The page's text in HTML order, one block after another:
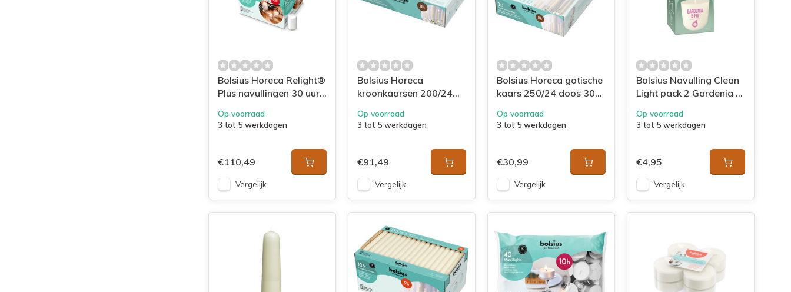
Bolsius Horeca Relight®
Plus navullingen 30 uur
Transparant
Op voorraad
3 tot 5 werkdagen
€110,49
Vergelijk
Bolsius Horeca
kroonkaarsen 200/24
Op voorraad
3 tot 5 werkdagen
€91,49
Vergelijk
Bolsius Horeca gotische
kaars 250/24 doos 30
Op voorraad
3 tot 5 werkdagen
€30,99
Vergelijk
Bolsius Navulling Clean
Light pack 2 Gardenia /
Op voorraad
3 tot 5 werkdagen
€4,95
Vergelijk